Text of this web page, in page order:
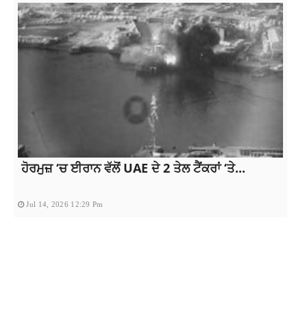
ਹੋਰਮੁਜ਼ ‘ਚ ਈਰਾਨ ਵੱਲੋਂ UAE ਦੇ 2 ਤੇਲ ਟੈਂਕਰਾਂ ‘ਤੇ...
Jul 14, 2026 12:29 Pm